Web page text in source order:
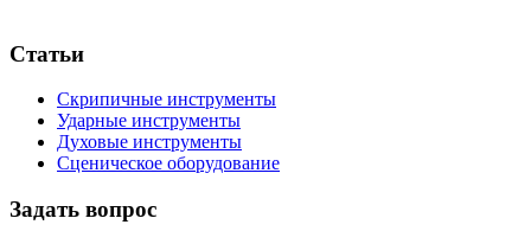
Статьи
Скрипичные инструменты
Ударные инструменты
Духовые инструменты
Сценическое оборудование
Задать вопрос